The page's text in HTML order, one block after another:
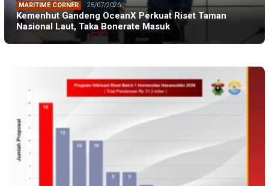
MARITIME CORNER 25/07/2026
Kemenhut Gandeng OceanX Perkuat Riset Taman
Nasional Laut, Taka Bonerate Masuk